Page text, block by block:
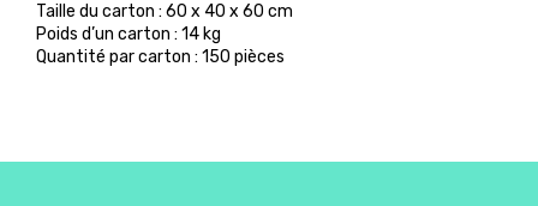
Taille du carton : 60 x 40 x 60 cm
Poids d’un carton : 14 kg
Quantité par carton : 150 pièces